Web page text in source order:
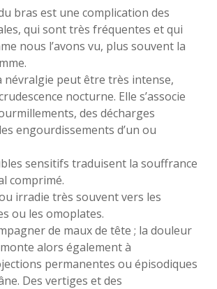
bras est une complication des
qui sont très fréquentes et qui
nous l’avons vu, plus souvent la
névralgie peut être très intense,
nocturne. Elle s’associe
des décharges
engourdissements d’un ou
sensitifs traduisent la souffrance
comprimé.
irradie très souvent vers les
ou les omoplates.
de maux de tête ; la douleur
alors également à
permanentes ou épisodiques
Des vertiges et des